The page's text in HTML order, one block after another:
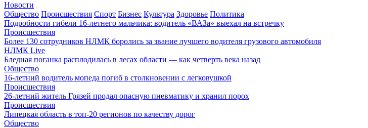
Новости
Общество Происшествия Спорт Бизнес Культура Здоровье Политика
Подробности гибели 16-летнего мальчика: водитель «ВАЗа» выехал на встречку
Происшествия
Более 130 сотрудников НЛМК боролись за звание лучшего водителя грузового автомобиля
НЛМК Live
Бледная поганка расплодилась в лесах области — как четверть века назад
Общество
16-летний водитель мопеда погиб в столкновении с легковушкой
Происшествия
26-летний житель Грязей продал опасную пневматику и хранил порох
Происшествия
Липецкая область в топ-20 регионов по качеству дорог
Общество